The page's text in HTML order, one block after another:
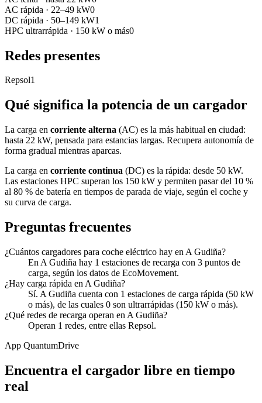
AC rápida · 22–49 kW0
DC rápida · 50–149 kW1
HPC ultrarrápida · 150 kW o más0
Redes presentes
Repsol1
Qué significa la potencia de un cargador
La carga en corriente alterna (AC) es la más habitual en ciudad:
hasta 22 kW, pensada para estancias largas. Recupera autonomía de
forma gradual mientras aparcas.
La carga en corriente continua (DC) es la rápida: desde 50 kW.
Las estaciones HPC superan los 150 kW y permiten pasar del 10 %
al 80 % de batería en tiempos de parada de viaje, según el coche y
su curva de carga.
Preguntas frecuentes
¿Cuántos cargadores para coche eléctrico hay en A Gudiña?
En A Gudiña hay 1 estaciones de recarga con 3 puntos de
carga, según los datos de EcoMovement.
¿Hay carga rápida en A Gudiña?
Sí. A Gudiña cuenta con 1 estaciones de carga rápida (50 kW
o más), de las cuales 0 son ultrarrápidas (150 kW o más).
¿Qué redes de recarga operan en A Gudiña?
Operan 1 redes, entre ellas Repsol.
App QuantumDrive
Encuentra el cargador libre en tiempo
real